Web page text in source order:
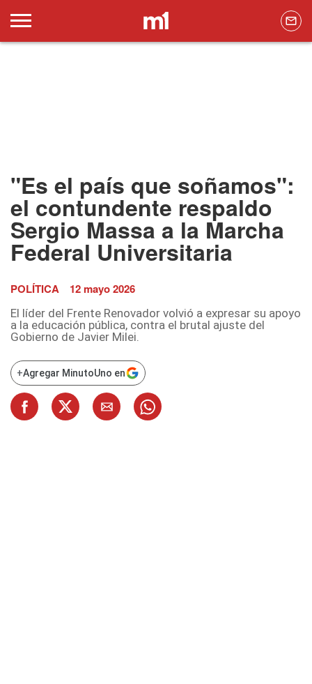
"Es el país que soñamos":
el contundente respaldo
Sergio Massa a la Marcha
Federal Universitaria
POLÍTICA 12 mayo 2026
El líder del Frente Renovador volvió a expresar su apoyo
a la educación pública, contra el brutal ajuste del
Gobierno de Javier Milei.
+Agregar MinutoUno en